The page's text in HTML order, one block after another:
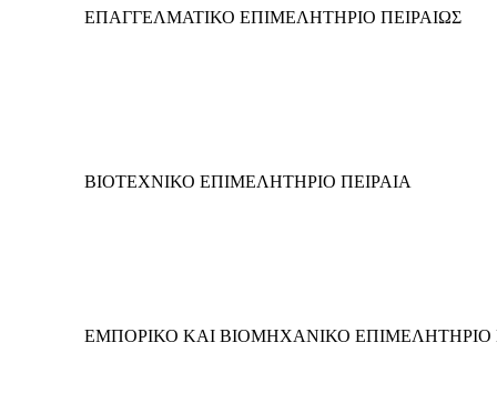
ΕΠΑΓΓΕΛΜΑΤΙΚΟ ΕΠΙΜΕΛΗΤΗΡΙΟ ΠΕΙΡΑΙΩΣ
ΒΙΟΤΕΧΝΙΚΟ ΕΠΙΜΕΛΗΤΗΡΙΟ ΠΕΙΡΑΙΑ
ΕΜΠΟΡΙΚΟ ΚΑΙ ΒΙΟΜΗΧΑΝΙΚΟ ΕΠΙΜΕΛΗΤΗΡΙΟ